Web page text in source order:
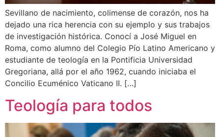
Sevillano de nacimiento, colimense de corazón, nos ha
dejado una rica herencia con su ejemplo y sus trabajos
de investigación histórica. Conocí a José Miguel en
Roma, como alumno del Colegio Pío Latino Americano y
estudiante de teología en la Pontificia Universidad
Gregoriana, allá por el año 1962, cuando iniciaba el
Concilio Ecuménico Vaticano II. […]
Teología para todos